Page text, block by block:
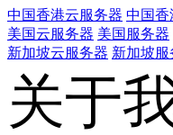
中国香港云服务器 中国香
美国云服务器 美国服务器
新加坡云服务器 新加坡服
关于